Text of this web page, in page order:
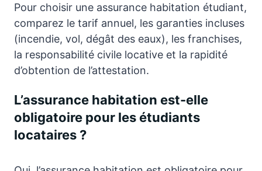
Pour choisir une assurance habitation étudiant,
comparez le tarif annuel, les garanties incluses
(incendie, vol, dégât des eaux), les franchises,
la responsabilité civile locative et la rapidité
d’obtention de l’attestation.
L’assurance habitation est-elle
obligatoire pour les étudiants
locataires ?